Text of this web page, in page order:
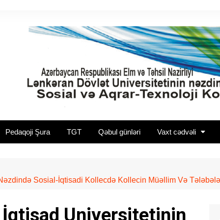
Pedaqoji Şura TGT Qəbul günləri Vaxt cədvəli
Sosial-İqtisadi Kollecdə Kollecin Müəllim Və
Universitetinin